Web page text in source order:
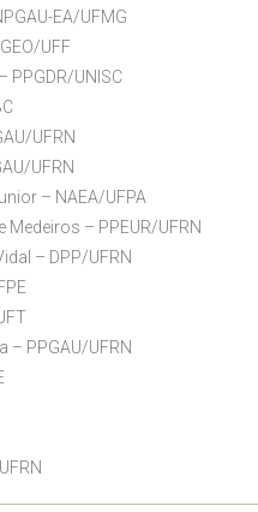
EA/UFMG
UFF
PPGDR/UNISC
UFRN
UFRN
– NAEA/UFPA
Medeiros – PPEUR/UFRN
– DPP/UFRN
– PPGAU/UFRN